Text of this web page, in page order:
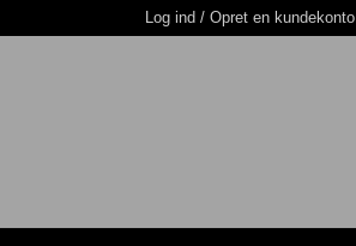
Log ind / Opret en kundekonto